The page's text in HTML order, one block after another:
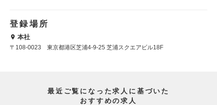
登録場所
本社
〒108-0023 東京都港区芝浦4-9-25 芝浦スクエアビル18F
最近ご覧になった求人に基づいた
おすすめの求人